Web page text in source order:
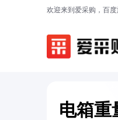
欢迎来到爱采购，百
电箱重